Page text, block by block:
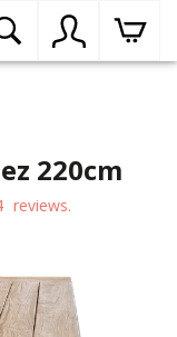
220cm
reviews.